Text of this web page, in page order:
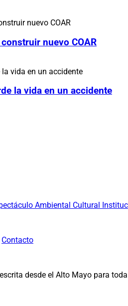
nuevo COAR
la vida en un accidente
Ambiental Cultural
Contacto
desde el Alto Mayo para